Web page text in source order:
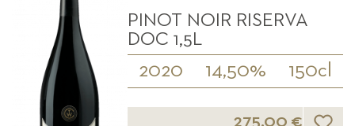
PINOT NOIR RISERVA
DOC 1,5L
2020 14,50% 150cl
275,00 € Lista